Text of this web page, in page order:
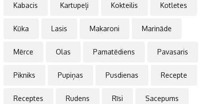
Kabacis Kartupeļi Kokteilis Kotletes
Kūka Lasis Makaroni Marināde
Mērce Olas Pamatēdiens Pavasaris
Pikniks Pupiņas Pusdienas Recepte
Receptes Rudens Rīsi Sacepums